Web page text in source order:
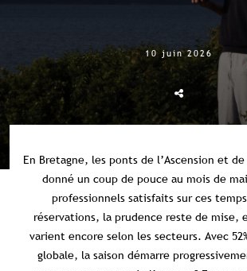
10 juin 2026
En Bretagne, les ponts de l’Ascension et
donné un coup de pouce au mois de
professionnels satisfaits sur ces
réservations, la prudence reste de mise,
varient encore selon les secteurs. Avec
globale, la saison démarre